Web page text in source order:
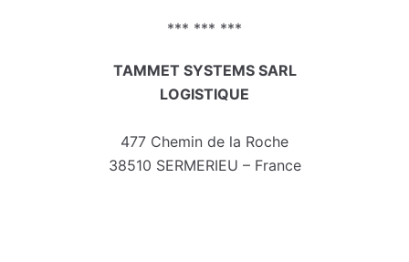
*** *** ***
TAMMET SYSTEMS SARL
LOGISTIQUE
477 Chemin de la Roche
38510 SERMERIEU – France